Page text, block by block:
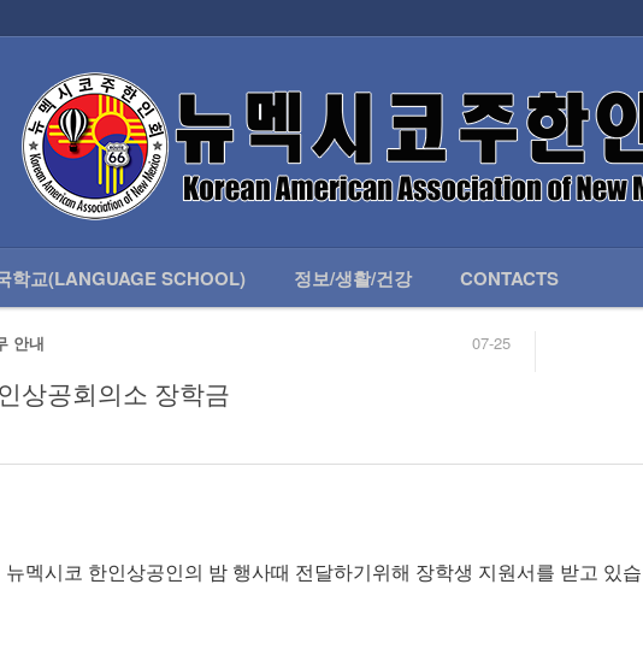
학교(LANGUAGE SCHOOL) 정보/생활/건강 CONTACTS
07-25
안내
영화 상영합니다.
조영진 목사님
회 영사업무 안내
안내
상공회의소 장학금
뉴멕시코 한인상공인의 밤 행사때 전달하기위해 장학생 지원서를 받고 있